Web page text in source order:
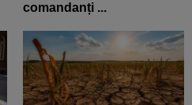
comandanți ...